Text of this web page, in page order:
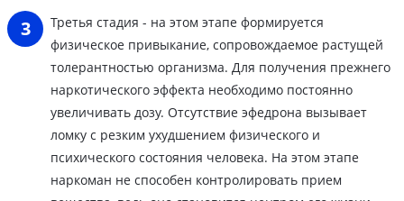
Третья стадия - на этом этапе формируется
физическое привыкание, сопровождаемое растущей
толерантностью организма. Для получения прежнего
наркотического эффекта необходимо постоянно
увеличивать дозу. Отсутствие эфедрона вызывает
ломку с резким ухудшением физического и
психического состояния человека. На этом этапе
наркоман не способен контролировать прием